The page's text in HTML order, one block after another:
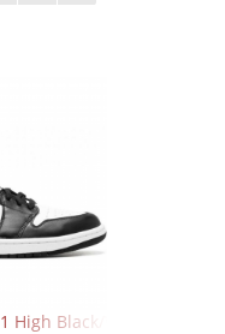
High Black/White